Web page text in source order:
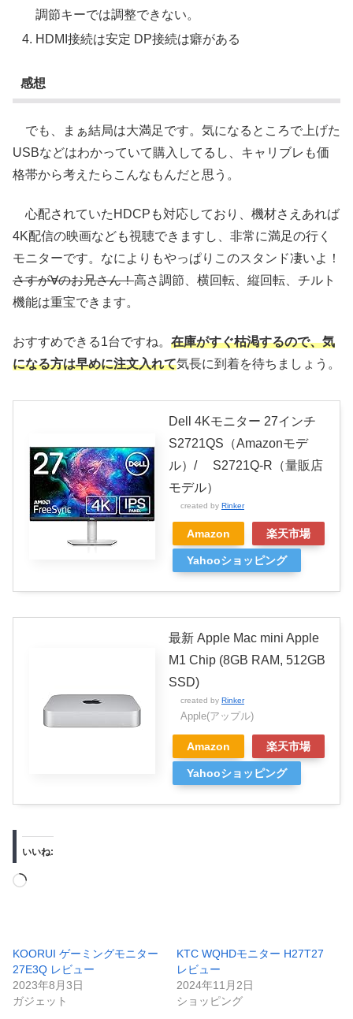
調節キーでは調整できない。
HDMI接続は安定 DP接続は癖がある
感想
でも、まぁ結局は大満足です。気になるところで上げた
USBなどはわかっていて購入してるし、キャリブレも価
格帯から考えたらこんなもんだと思う。
心配されていたHDCPも対応しており、機材さえあれば
4K配信の映画なども視聴できますし、非常に満足の行く
モニターです。なによりもやっぱりこのスタンド凄いよ！
さすが∀のお兄さん！高さ調節、横回転、縦回転、チルト
機能は重宝できます。
おすすめできる1台ですね。 在庫がすぐ枯渇するので、気
になる方は早めに注文入れて気長に到着を待ちましょう。
Dell 4Kモニター 27インチ
S2721QS（Amazonモデ
ル）/ S2721Q-R（量販店
モデル）
created by Rinker
Amazon 楽天市場
Yahooショッピング
最新 Apple Mac mini Apple
M1 Chip (8GB RAM, 512GB
SSD)
created by Rinker
Apple(アップル)
Amazon 楽天市場
Yahooショッピング
いいね:
読
み
中…
KOORUI ゲーミングモニター
27E3Q レビュー
2023年8月3日
ガジェット
KTC WQHDモニター H27T27
レビュー
2024年11月2日
ショッピング